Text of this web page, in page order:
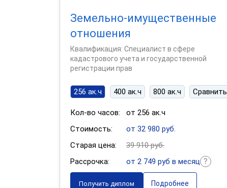
Земельно-имущественные
отношения
Квалификация: Специалист в сфере
кадастрового учета и государственной
регистрации прав
256 ак.ч 400 ак.ч 800 ак.ч Сравнить
Кол-во часов:
от 256 ак.ч
Стоимость:
от 32 980 руб.
Старая цена:
39 910 руб.
Рассрочка:
от 2 749 руб в месяц
Получить диплом Подробнее